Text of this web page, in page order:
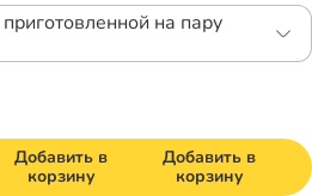
на пару
Добавить в
корзину
Добавить в
корзину